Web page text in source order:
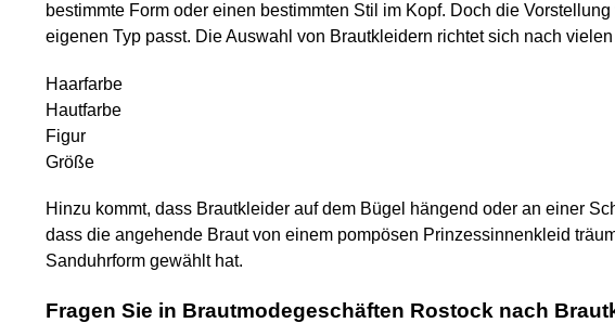
bestimmte Form oder einen bestimmten Stil im Kopf. Doch die
eigenen Typ passt. Die Auswahl von Brautkleidern richtet sich nach
Haarfarbe
Hautfarbe
Figur
Größe
Hinzu kommt, dass Brautkleider auf dem Bügel hängend oder an einer
dass die angehende Braut von einem pompösen Prinzessinnenkleid
Sanduhrform gewählt hat.
Fragen Sie in Brautmodegeschäften Rostock nach